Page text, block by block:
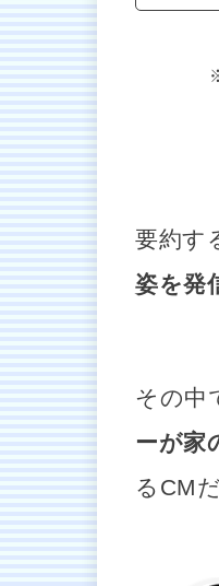
要約す
姿を発
その中
ーが家
るCM